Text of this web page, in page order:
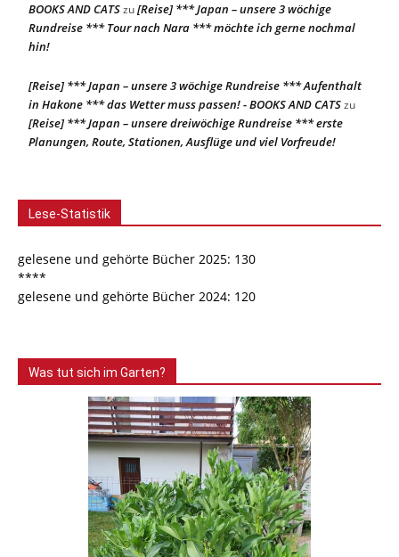
BOOKS AND CATSzu[Reise] *** Japan – unsere 3 wöchige
Rundreise *** Tour nach Nara *** möchte ich gerne nochmal
hin!
[Reise] *** Japan – unsere 3 wöchige Rundreise *** Aufenthalt
in Hakone *** das Wetter muss passen! - BOOKS AND CATSzu
[Reise] *** Japan – unsere dreiwöchige Rundreise *** erste
Planungen, Route, Stationen, Ausflüge und viel Vorfreude!
Lese-Statistik
gelesene und gehörte Bücher 2025: 130
****
gelesene und gehörte Bücher 2024: 120
Was tut sich im Garten?